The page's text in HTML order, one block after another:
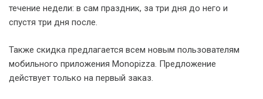
течение недели: в сам праздник, за три дня до него и
спустя три дня после.
Также скидка предлагается всем новым пользователям
мобильного приложения Monopizza. Предложение
действует только на первый заказ.